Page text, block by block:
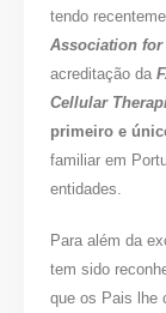
tendo
Association for
acreditação da
Cellular
primeiro e
familiar em
entidades.
Para além da
tem sido
que os Pais lhe